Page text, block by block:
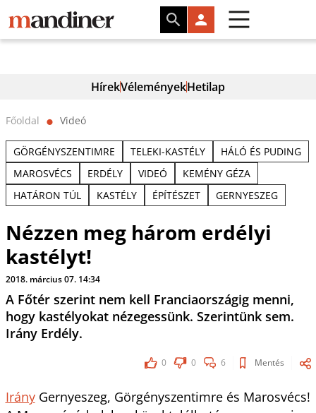
HírekVéleményekHetilap
Főoldal ⬤ Videó
GÖRGÉNYSZENTIMRE TELEKI-KASTÉLY
HÁLÓ ÉS PUDING
MAROSVÉCS
ERDÉLY VIDEÓ
KEMÉNY GÉZA
HATÁRON TÚL
KASTÉLY ÉPÍTÉSZET GERNYESZEG
Nézzen meg három erdélyi
kastélyt!
2018. március 07. 14:34
A Főtér szerint nem kell Franciaországig menni,
hogy kastélyokat nézegessünk. Szerintünk sem.
Irány Erdély.
0 0 6 Mentés
IrányGernyeszeg, Görgényszentimre és Marosvécs!